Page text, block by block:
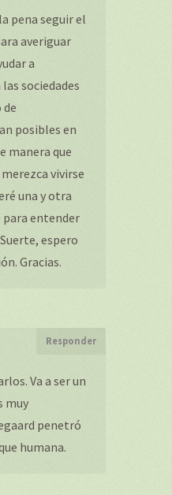
pena seguir el
averiguar
a
sociedades
de
posibles en
manera que
vivirse
una y otra
para entender
espero
Gracias.
Responder
Va a ser un
muy
penetró
humana.